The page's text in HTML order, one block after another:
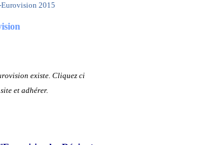
2015
existe. Cliquez ci
et adhérer.